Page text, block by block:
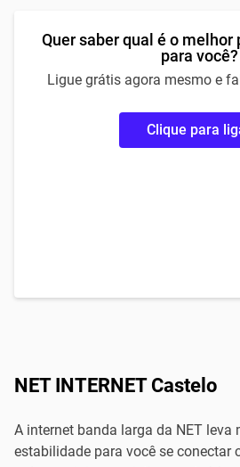
Quer saber qual é o melhor
para você?
Ligue grátis agora mesmo e
Clique para
NET INTERNET Castelo
A internet banda larga da NET leva
estabilidade para você se conectar